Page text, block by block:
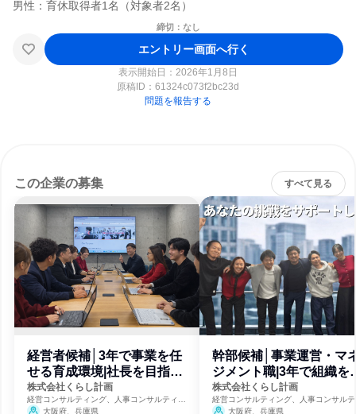
締切：なし
エントリー画面へ行く
表示開始日：2026年1月8日
原稿ID： 61324c073f2bc23d
問題を報告する
この企業の募集 すべて見る
経営者候補│3年で事業を任
せる育成環境|社長を目指す
人へ
株式会社くらし計画
経営コンサルティング、人事コンサルティン
グ、福祉・独立行政法人・NGO・NPO
大阪府、兵庫県
幹部候補│事業運営・マ
ジメント職|3年で組織を
かす側へ
株式会社くらし計画
経営コンサルティング、人事コンサル
グ、福祉・独立行政法人・NGO・NPO
大阪府、兵庫県